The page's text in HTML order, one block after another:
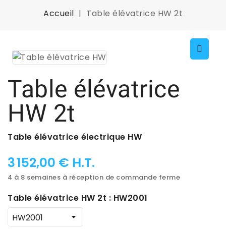
Accueil Table élévatrice HW 2t
Table élévatrice
HW 2t
Table élévatrice électrique HW
3 152,00 € H.T.
4 à 8 semaines à réception de commande ferme
Table élévatrice HW 2t : HW2001